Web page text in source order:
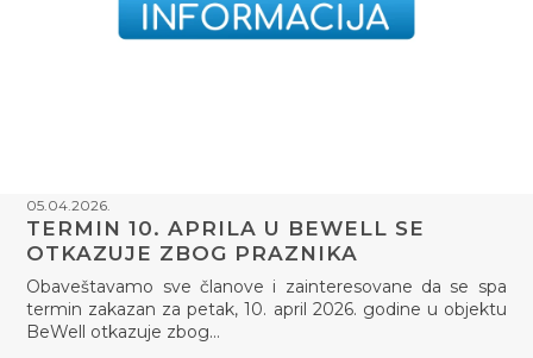
05.04.2026.
TERMIN 10. APRILA U BEWELL SE
OTKAZUJE ZBOG PRAZNIKA
Obaveštavamo sve članove i zainteresovane da se spa
termin zakazan za petak, 10. april 2026. godine u objektu
BeWell otkazuje zbog…